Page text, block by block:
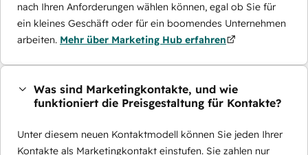
nach Ihren Anforderungen wählen können, egal ob Sie für
ein kleines Geschäft oder für ein boomendes Unternehmen
arbeiten. Mehr über Marketing Hub erfahren
Was sind Marketingkontakte, und wie
funktioniert die Preisgestaltung für Kontakte?
Unter diesem neuen Kontaktmodell können Sie jeden Ihrer
Kontakte als Marketingkontakt einstufen. Sie zahlen nur